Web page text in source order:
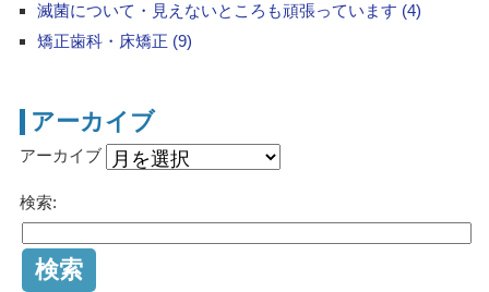
滅菌について・見えないところも頑張っています (4)
矯正歯科・床矯正 (9)
アーカイブ
アーカイブ
検索: